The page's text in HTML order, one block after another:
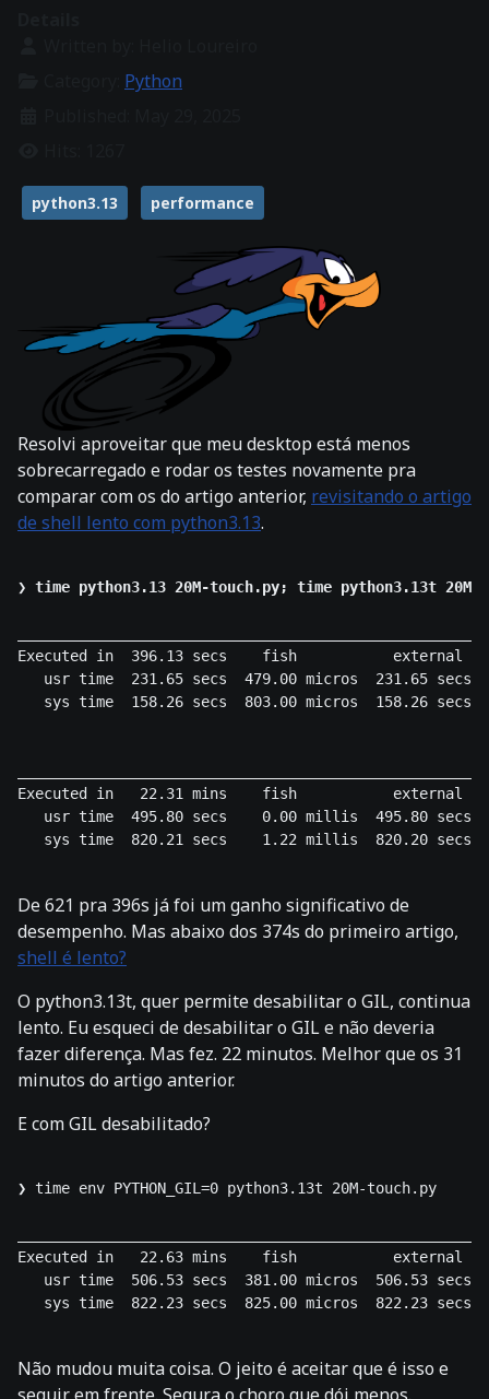
Python
python3.13 performance
Resolvi aproveitar que meu desktop está menos
sobrecarregado e rodar os testes novamente pra
comparar com os do artigo anterior, revisitando o artigo
de shell lento com python3.13.
❯ time python3.13 20M-touch.py; time python3.13t
Executed in  396.13 secs    fish           external
   usr time  231.65 secs  479.00 micros  231.65 secs
   sys time  158.26 secs  803.00 micros  158.26 secs
Executed in   22.31 mins    fish           external
   usr time  495.80 secs    0.00 millis  495.80 secs
sys time  820.21 secs    1.22 millis  820.20
De 621 pra 396s já foi um ganho significativo de
desempenho. Mas abaixo dos 374s do primeiro artigo,
shell é lento?
O python3.13t, quer permite desabilitar o GIL, continua
lento. Eu esqueci de desabilitar o GIL e não deveria
fazer diferença. Mas fez. 22 minutos. Melhor que os 31
minutos do artigo anterior.
E com GIL desabilitado?
❯ time env PYTHON_GIL=0 python3.13t 20M-touch.py
Executed in   22.63 mins    fish           external
   usr time  506.53 secs  381.00 micros  506.53 secs
sys time  822.23 secs  825.00 micros  822.23
Não mudou muita coisa. O jeito é aceitar que é isso e